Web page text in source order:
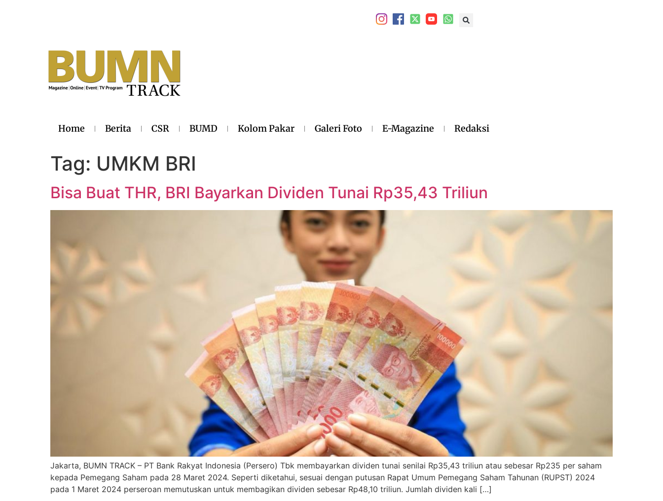
Home Berita CSR BUMD Kolom Pakar Galeri Foto E-Magazine Redaksi
Tag: UMKM BRI
Bisa Buat THR, BRI Bayarkan Dividen Tunai Rp35,43 Triliun
Jakarta, BUMN TRACK – PT Bank Rakyat Indonesia (Persero) Tbk membayarkan dividen tunai senilai Rp35,43 triliun atau sebesar Rp235 per saham
kepada Pemegang Saham pada 28 Maret 2024. Seperti diketahui, sesuai dengan putusan Rapat Umum Pemegang Saham Tahunan (RUPST) 2024
pada 1 Maret 2024 perseroan memutuskan untuk membagikan dividen sebesar Rp48,10 triliun. Jumlah dividen kali […]